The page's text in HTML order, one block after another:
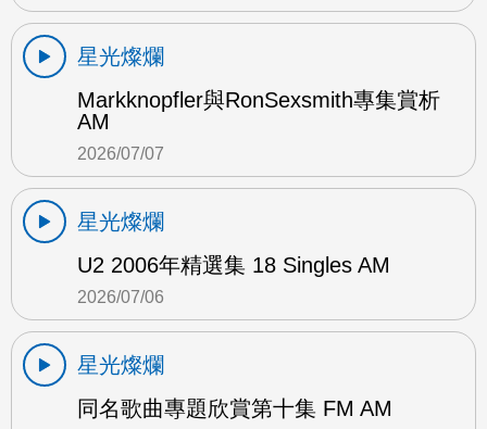
星光燦爛
Markknopfler與RonSexsmith專集賞析
AM
2026/07/07
星光燦爛
U2 2006年精選集 18 Singles AM
2026/07/06
星光燦爛
同名歌曲專題欣賞第十集 FM AM